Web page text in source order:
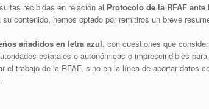
recibidas en relación al Protocolo de la RFAF ante
contenido, hemos optado por remitiros un breve
añadidos en letra azul, con cuestiones que
estatales o autonómicas o imprescindibles
el trabajo de la RFAF, sino en la línea de aportar datos